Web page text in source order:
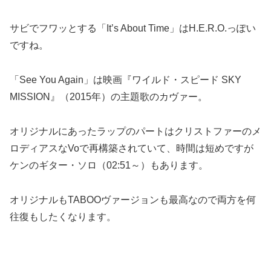
サビでフワッとする「It’s About Time」はH.E.R.O.っぽい
ですね。
「See You Again」は映画『ワイルド・スピード SKY
MISSION』（2015年）の主題歌のカヴァー。
オリジナルにあったラップのパートはクリストファーのメ
ロディアスなVoで再構築されていて、時間は短めですが
ケンのギター・ソロ（02:51～）もあります。
オリジナルもTABOOヴァージョンも最高なので両方を何
往復もしたくなります。